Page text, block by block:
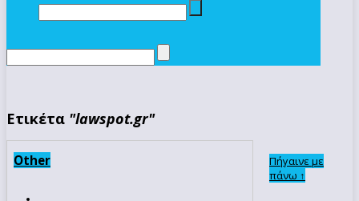
Ετικέτα "lawspot.gr"
Other
Πήγαινε με
πάνω ↑